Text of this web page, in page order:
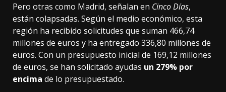
Pero otras como Madrid, señalan en Cinco Días,
están colapsadas. Según el medio económico, esta
región ha recibido solicitudes que suman 466,74
millones de euros y ha entregado 336,80 millones de
euros. Con un presupuesto inicial de 169,12 millones
de euros, se han solicitado ayudas un 279% por
encima de lo presupuestado.